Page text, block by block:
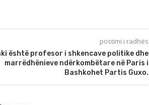
postimi i radhës
është profesor i shkencave politike dhe
marrëdhënieve ndërkombëtare në Paris i
Bashkohet Partis Guxo.